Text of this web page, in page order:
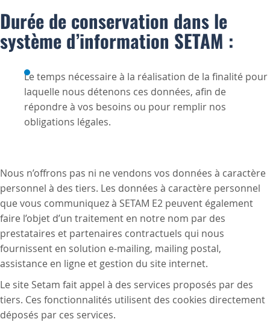
Durée de conservation dans le
système d’information SETAM :
Le temps nécessaire à la réalisation de la finalité pour
laquelle nous détenons ces données, afin de
répondre à vos besoins ou pour remplir nos
obligations légales.
Nous n’offrons pas ni ne vendons vos données à caractère
personnel à des tiers. Les données à caractère personnel
que vous communiquez à SETAM E2 peuvent également
faire l’objet d’un traitement en notre nom par des
prestataires et partenaires contractuels qui nous
fournissent en solution e-mailing, mailing postal,
assistance en ligne et gestion du site internet.
Le site Setam fait appel à des services proposés par des
tiers. Ces fonctionnalités utilisent des cookies directement
déposés par ces services.